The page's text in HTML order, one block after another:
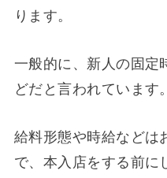
ります。
一般的に、新人の固定
どだと言われています。
給料形態や時給などは
で、本入店をする前に